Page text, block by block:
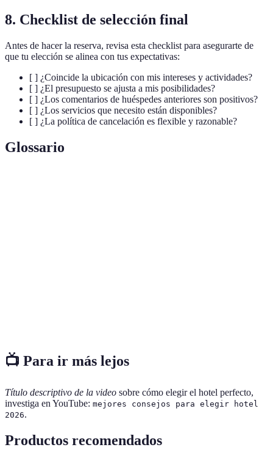
8. Checklist de selección final
Antes de hacer la reserva, revisa esta checklist para asegurarte de
que tu elección se alinea con tus expectativas:
[ ] ¿Coincide la ubicación con mis intereses y actividades?
[ ] ¿El presupuesto se ajusta a mis posibilidades?
[ ] ¿Los comentarios de huéspedes anteriores son positivos?
[ ] ¿Los servicios que necesito están disponibles?
[ ] ¿La política de cancelación es flexible y razonable?
Glossario
📺 Para ir más lejos
Título descriptivo de la video sobre cómo elegir el hotel perfecto,
investiga en YouTube: mejores consejos para elegir hotel
2026.
Productos recomendados